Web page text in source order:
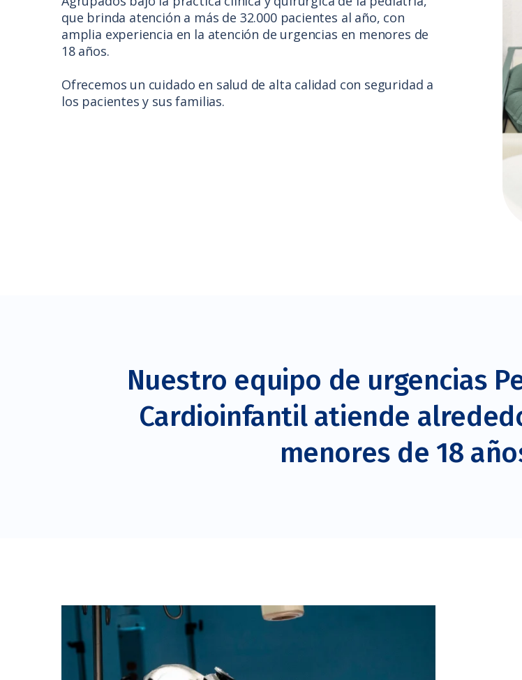
que brinda atención a más de 32.000 pacientes al año, con
amplia experiencia en la atención de urgencias en menores de
18 años.
Ofrecemos un cuidado en salud de alta calidad con seguridad a
los pacientes y sus familias.
Nuestro equipo de urgencias
Cardioinfantil atiende
menores de 18